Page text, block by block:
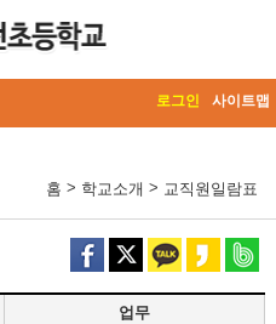
로그인 사이트맵
홈 > 학교소개 > 교직원일람표
업무